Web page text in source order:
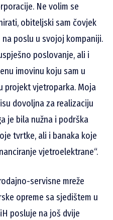
Ne volim se
obiteljski sam čovjek
poslu u svojoj kompaniji.
poslovanje, ali i
imovinu koju sam u
projekt vjetroparka. Moja
dovoljna za realizaciju
je bila nužna i podrška
tvrtke, ali i banaka koje
vjetroelektrane“.
servisne mreže
opreme sa sjedištem u
posluje na još dvije